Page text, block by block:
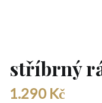
stříbrný
1.290 Kč